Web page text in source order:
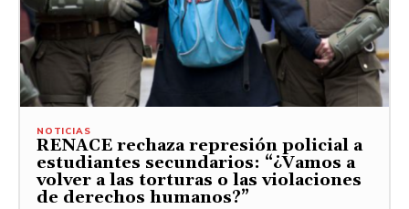
NOTICIAS
RENACE rechaza represión policial a
estudiantes secundarios: “¿Vamos a
volver a las torturas o las violaciones
de derechos humanos?”